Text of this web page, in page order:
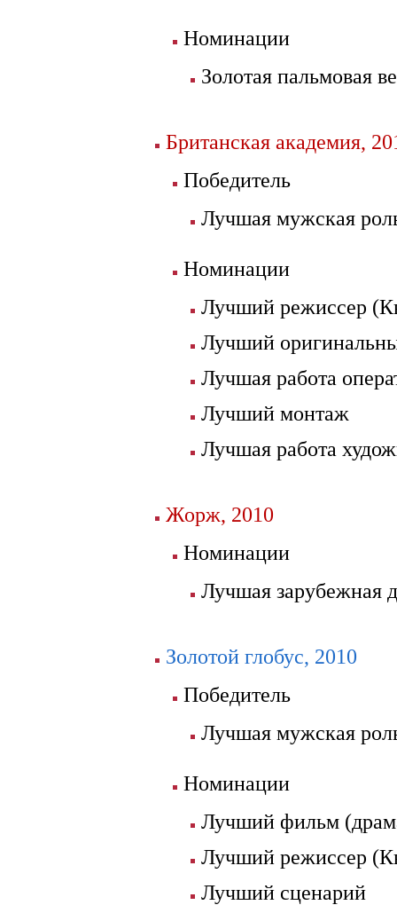
Номинации
Золотая пальмовая
Британская академия,
Победитель
Лучшая мужская
Номинации
Лучший режиссер
Лучший
Лучшая работа
Лучший монтаж
Лучшая работа
Жорж, 2010
Номинации
Лучшая зарубежная
Золотой глобус, 2010
Победитель
Лучшая мужская
Номинации
Лучший фильм
Лучший режиссер
Лучший сценарий